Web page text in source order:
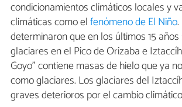
condicionamientos climáticos locales y
climáticas como elfenómeno de El Niño.
determinaron que en los últimos 15
glaciares en el Pico de Orizaba e
Goyo” contiene masas de hielo que ya
como glaciares. Los glaciares del
graves deterioros por el cambio